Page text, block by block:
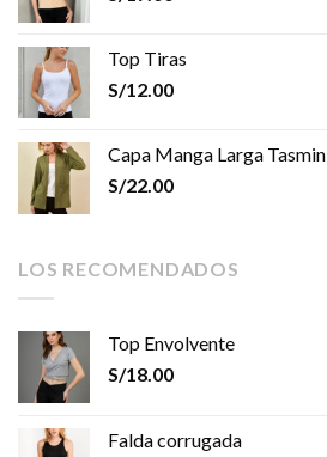
Top Tiras
S/12.00
Capa Manga Larga Tasmin
S/22.00
LOS RECOMENDADOS
Top Envolvente
S/18.00
Falda corrugada